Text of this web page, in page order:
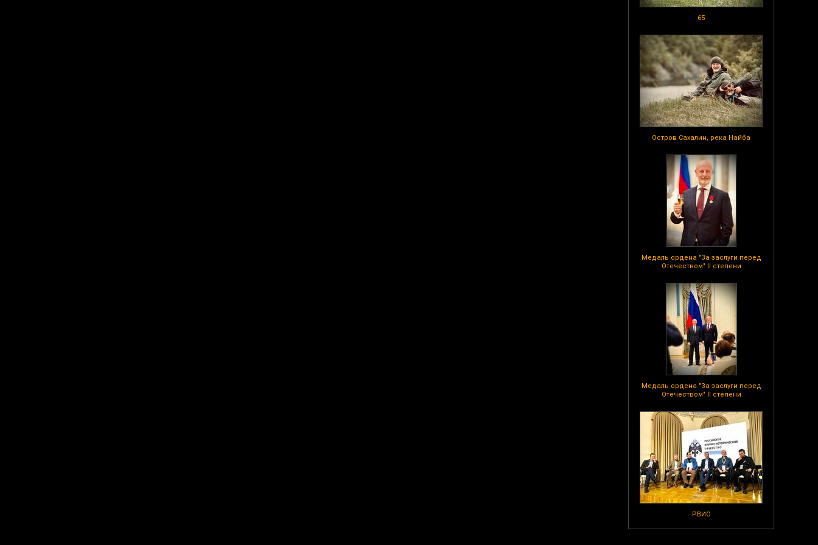
65
Остров Сахалин, река Найба
Медаль ордена "За заслуги перед
Отечеством" II степени
Медаль ордена "За заслуги перед
Отечеством" II степени
РВИО